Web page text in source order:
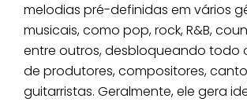
melodias pré-definidas em vários
musicais, como pop, rock, R&B,
entre outros, desbloqueando todo
de produtores, compositores,
guitarristas. Geralmente, ele gera